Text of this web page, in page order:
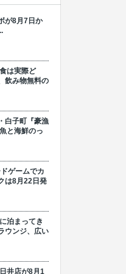
が8月7日か
は実際ど
飲み物無料の
白子町『豪漁
と海鮮のっ
ゲームでカ
は8月22日発
泊まってき
ウンジ、広い
井店が8月1